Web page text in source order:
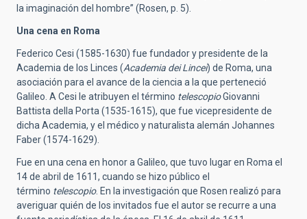
la imaginación del hombre” (Rosen, p. 5).
Una cena en Roma
Federico Cesi (1585-1630) fue fundador y presidente de la
Academia de los Linces (Academia dei Lincei) de Roma, una
asociación para el avance de la ciencia a la que perteneció
Galileo. A Cesi le atribuyen el término telescopioGiovanni
Battista della Porta (1535-1615), que fue vicepresidente de
dicha Academia, y el médico y naturalista alemán Johannes
Faber (1574-1629).
Fue en una cena en honor a Galileo, que tuvo lugar en Roma el
14 de abril de 1611, cuando se hizo público el
término telescopio. En la investigación que Rosen realizó para
averiguar quién de los invitados fue el autor se recurre a una